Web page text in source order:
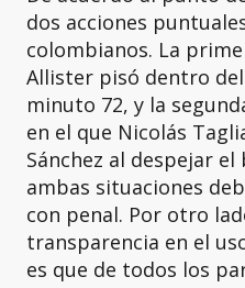
dos acciones
colombianos. La
Allister pisó dentro del
minuto 72, y la
en el que Nicolás
Sánchez al despejar
ambas situaciones
con penal. Por otro
transparencia en el
es que de todos los